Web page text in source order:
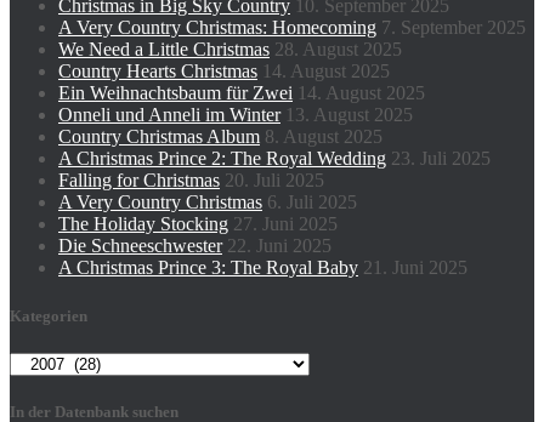
Christmas in Big Sky Country 10. September 2025
A Very Country Christmas: Homecoming 7. September 2025
We Need a Little Christmas 28. August 2025
Country Hearts Christmas 14. August 2025
Ein Weihnachtsbaum für Zwei 14. August 2025
Onneli und Anneli im Winter 13. August 2025
Country Christmas Album 8. August 2025
A Christmas Prince 2: The Royal Wedding 23. Juli 2025
Falling for Christmas 20. Juli 2025
A Very Country Christmas 6. Juli 2025
The Holiday Stocking 27. Juni 2025
Die Schneeschwester 22. Juni 2025
A Christmas Prince 3: The Royal Baby 21. Juni 2025
Kategorien
Kategorien
In der Datenbank suchen